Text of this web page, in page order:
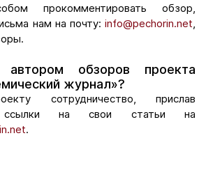
прокомментировать обзор,
нам на почту: info@pechorin.net
автором обзоров проекта
журнал»?
сотрудничество, прислав
на свои статьи на
.